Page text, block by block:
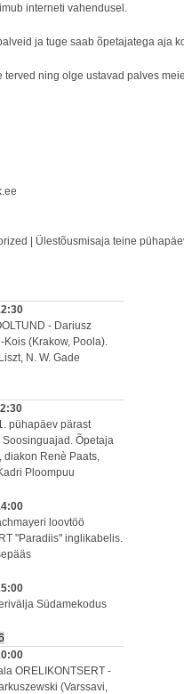
interneti vahendusel.
ja tuge saab õpetajatega aja
terved ning olge ustavad palves
Ülestõusmisaja teine
- Dariusz
Kois (Krakow, Poola).
N. W. Gade
pühapäev pärast
Õpetaja
diakon Renè Paats,
Ploompuu
loovtöö
"Paradiis" inglikabelis.
Südamekodus
ORELIKONTSERT -
(Varssavi,